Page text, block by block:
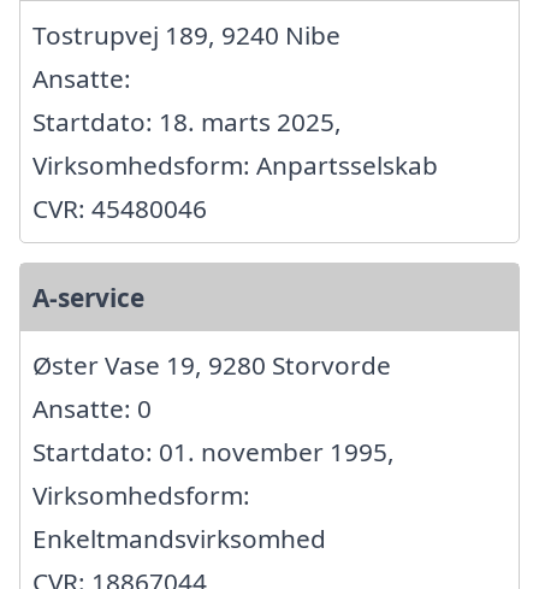
Tostrupvej 189, 9240 Nibe
Ansatte:
Startdato: 18. marts 2025,
Virksomhedsform: Anpartsselskab
CVR: 45480046
A-service
Øster Vase 19, 9280 Storvorde
Ansatte: 0
Startdato: 01. november 1995,
Virksomhedsform:
Enkeltmandsvirksomhed
CVR: 18867044